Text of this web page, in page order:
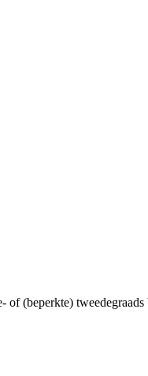
(beperkte)